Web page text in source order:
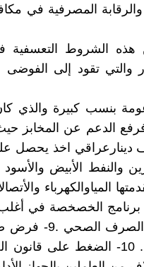
المصرفية في
الشروط التعسفية
تقود إلى الفوضى
بنسب كبيرة والذي
دينارعراقي اخذ يحصل
المياوالكهرباء
برنامج الخصخصة في أغلب
كخصخصة الكهرباء
15% على أسعار السلع والخدمات . 10-